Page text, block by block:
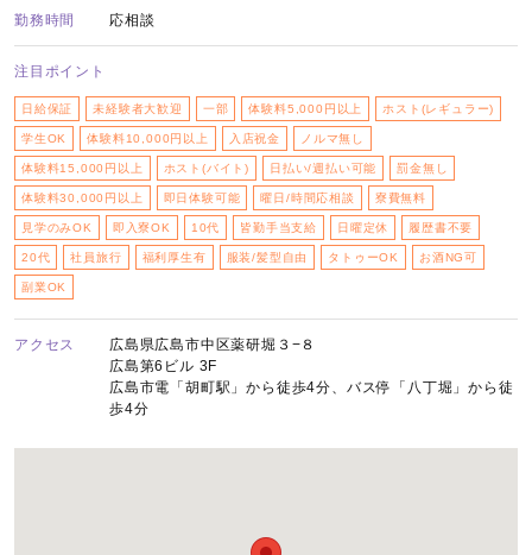
勤務時間 応相談
注目ポイント
日給保証 未経験者大歓迎 一部 体験料5,000円以上 ホスト(レギュラー)
学生OK 体験料10,000円以上 入店祝金 ノルマ無し
体験料15,000円以上 ホスト(バイト) 日払い/週払い可能 罰金無し
体験料30,000円以上 即日体験可能 曜日/時間応相談 寮費無料
見学のみOK 即入寮OK 10代 皆勤手当支給 日曜定休 履歴書不要
20代 社員旅行 福利厚生有 服装/髪型自由 タトゥーOK お酒NG可
副業OK
アクセス
広島県広島市中区薬研堀３−８
広島第6ビル 3F
広島市電「胡町駅」から徒歩4分、バス停「八丁堀」から徒
歩4分